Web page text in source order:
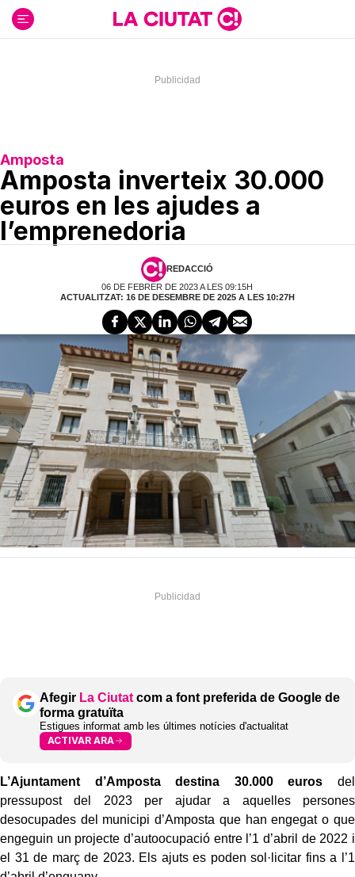
contenido
Amposta
Amposta inverteix 30.000
euros en les ajudes a
l’emprenedoria
REDACCIÓ
06 DE FEBRER DE 2023 A LES 09:15H
ACTUALITZAT: 16 DE DESEMBRE DE 2025 A LES 10:27H
Afegir La Ciutat com a font preferida de Google de
forma gratuïta
Estigues informat amb les últimes notícies d'actualitat
ACTIVAR ARA
L’Ajuntament d’Amposta destina 30.000 euros del
pressupost del 2023 per ajudar a aquelles persones
desocupades del municipi d’Amposta que han engegat o que
engeguin un projecte d’autoocupació entre l’1 d’abril de 2022 i
el 31 de març de 2023. Els ajuts es poden sol·licitar fins a l’1